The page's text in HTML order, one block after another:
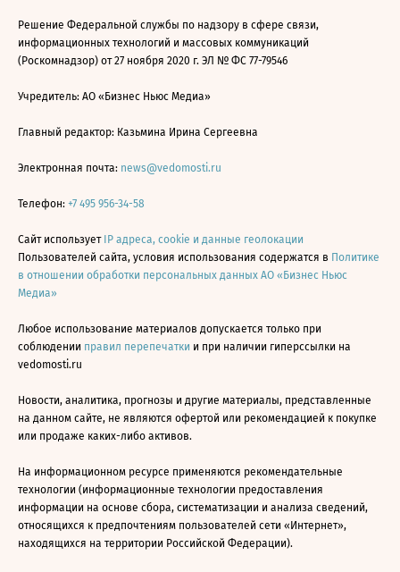
Решение Федеральной службы по надзору в сфере связи,
информационных технологий и массовых коммуникаций
(Роскомнадзор) от 27 ноября 2020 г. ЭЛ № ФС 77-79546
Учредитель: АО «Бизнес Ньюс Медиа»
Главный редактор: Казьмина Ирина Сергеевна
Электронная почта: news@vedomosti.ru
Телефон: +7 495 956-34-58
Сайт использует IP адреса, cookie и данные геолокации
Пользователей сайта, условия использования содержатся в Политике
в отношении обработки персональных данных АО «Бизнес Ньюс
Медиа»
Любое использование материалов допускается только при
соблюдении правил перепечатки и при наличии гиперссылки на
vedomosti.ru
Новости, аналитика, прогнозы и другие материалы, представленные
на данном сайте, не являются офертой или рекомендацией к покупке
или продаже каких-либо активов.
На информационном ресурсе применяются рекомендательные
технологии (информационные технологии предоставления
информации на основе сбора, систематизации и анализа сведений,
относящихся к предпочтениям пользователей сети «Интернет»,
находящихся на территории Российской Федерации).